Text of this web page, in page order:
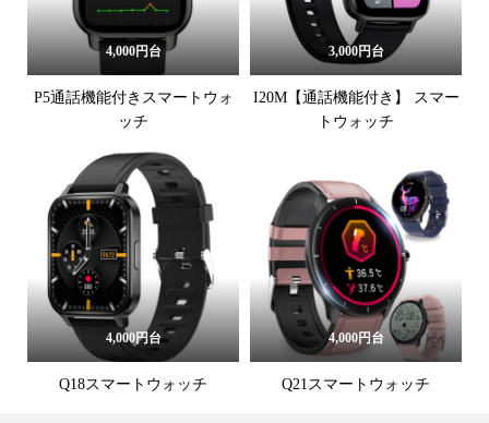
4,000円台
P5通話機能付きスマートウォ
ッチ
3,000円台
I20M【通話機能付き】 スマー
トウォッチ
4,000円台
Q18スマートウォッチ
4,000円台
Q21スマートウォッチ